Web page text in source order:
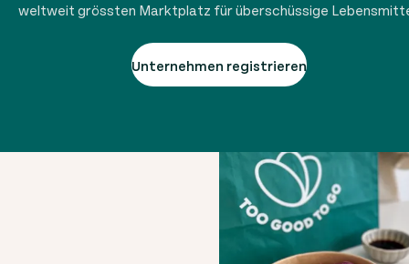
weltweit grössten Marktplatz für überschüssige
Unternehmen registrieren